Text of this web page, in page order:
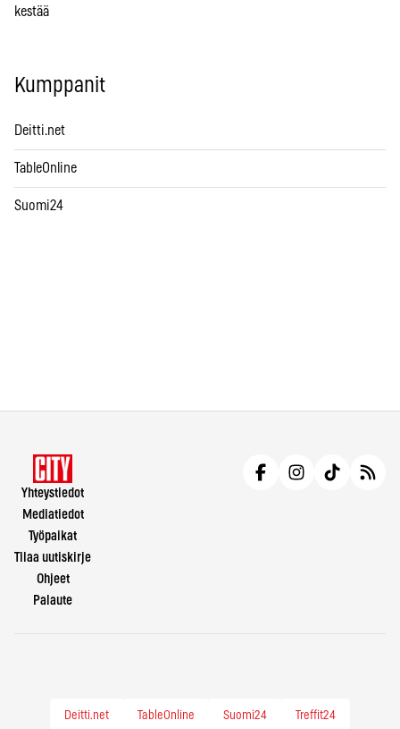
kestää
Kumppanit
Deitti.net
TableOnline
Suomi24
Yhteystiedot
Mediatiedot
Työpaikat
Tilaa uutiskirje
Ohjeet
Palaute
Deitti.net TableOnline Suomi24 Treffit24